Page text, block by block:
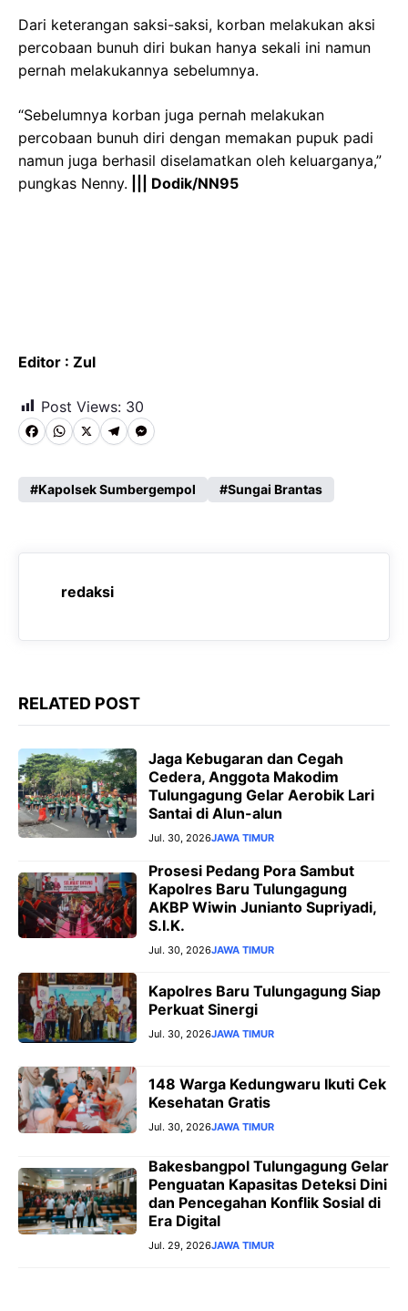
Dari keterangan saksi-saksi, korban melakukan aksi
percobaan bunuh diri bukan hanya sekali ini namun
pernah melakukannya sebelumnya.
“Sebelumnya korban juga pernah melakukan
percobaan bunuh diri dengan memakan pupuk padi
namun juga berhasil diselamatkan oleh keluarganya,”
pungkas Nenny. ||| Dodik/NN95
Editor : Zul
Post Views: 30
F
c
b
k
W
a
s
A
p
X T
l
g
r
m
M
s
e
e
Kapolsek Sumbergempol Sungai Brantas
redaksi
RELATED POST
Jaga Kebugaran dan Cegah
Cedera, Anggota Makodim
Tulungagung Gelar Aerobik Lari
Santai di Alun-alun
Jul. 30, 2026JAWA TIMUR
Prosesi Pedang Pora Sambut
Kapolres Baru Tulungagung
AKBP Wiwin Junianto Supriyadi,
S.I.K.
Jul. 30, 2026JAWA TIMUR
Kapolres Baru Tulungagung Siap
Perkuat Sinergi
Jul. 30, 2026JAWA TIMUR
148 Warga Kedungwaru Ikuti Cek
Kesehatan Gratis
Jul. 30, 2026JAWA TIMUR
Bakesbangpol Tulungagung Gelar
Penguatan Kapasitas Deteksi Dini
dan Pencegahan Konflik Sosial di
Era Digital
Jul. 29, 2026JAWA TIMUR